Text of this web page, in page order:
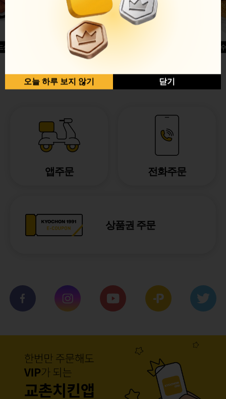
글윙
반반순살[레드+허니]
허니옥
앱주문 전화주문
상품권 주문
오늘 하루 보지 않기 닫기